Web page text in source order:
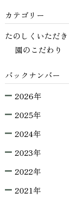
カテゴリー
たのしくいただ
園のこだわり
バックナンバー
2026年
2025年
2024年
2023年
2022年
2021年